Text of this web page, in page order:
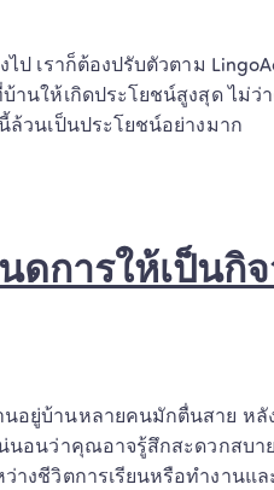
ไป เราก็ต้องปรับตัวตาม
านให้เกิดประโยชน์สูงสุด ไม่
ล้วนเป็นประโยชน์อย่างมาก
ดการให้เป็นกิ
นอยู่บ้านหลายคนมักตื่นสาย ห
นอนว่าคุณอาจรู้สึกสะดวกสบา
างชีวิตการเรียนหรือทำงาน